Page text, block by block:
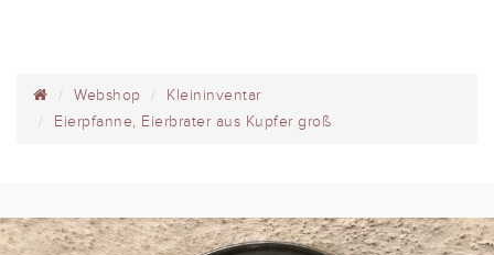
Webshop
Kleininventar
Eierpfanne, Eierbrater aus Kupfer groß